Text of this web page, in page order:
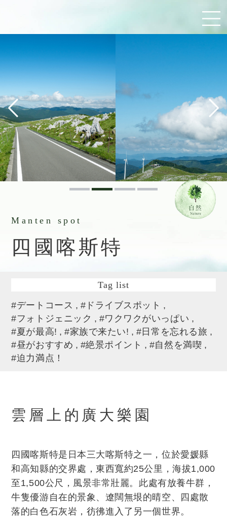
Manten spot
四國喀斯特
Tag list
#デートコース
#ドライブスポット
#フォトジェニック
#ワクワクがいっぱい
#夏が最高!
#家族で来たい!
#日常を忘れる旅
#昼がおすすめ
#絶景ポイント
#自然を満喫
#迫力満点！
雲層上的廣大樂園
四國喀斯特是日本三大喀斯特之一，位於愛媛縣
和高知縣的交界處，東西寬約25公里，海拔1,000
至1,500公尺，風景非常壯麗。此處有放養牛群，
牛隻優游自在的景象、遼闊無垠的晴空、四處散
落的白色石灰岩，彷彿進入了另一個世界。